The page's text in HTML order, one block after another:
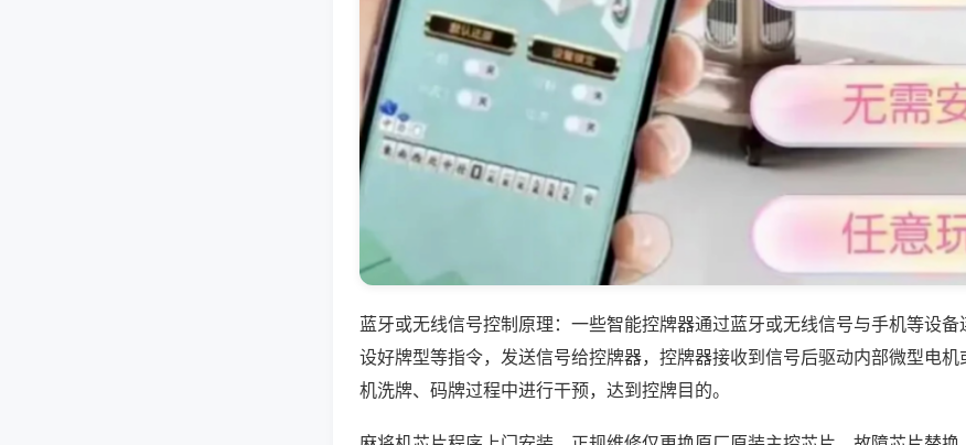
蓝牙或无线信号控制原理：一些智能控牌器通过蓝牙或无线信号与手机等设
设好牌型等指令，发送信号给控牌器，控牌器接收到信号后驱动内部微型电
机洗牌、码牌过程中进行干预，达到控牌目的。